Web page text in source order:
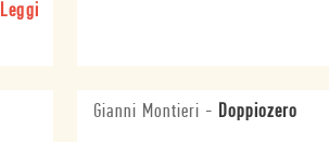
Leggi
Gianni Montieri - Doppiozero